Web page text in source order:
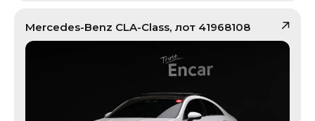
Mercedes-Benz CLA-Class, лот 41968108